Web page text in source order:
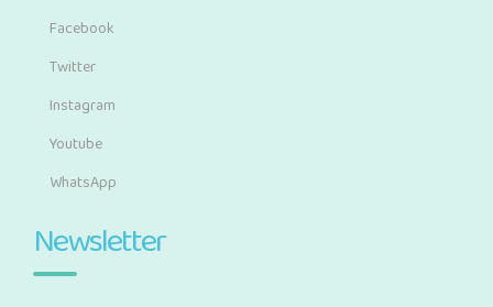
Facebook
Twitter
Instagram
Youtube
WhatsApp
Newsletter